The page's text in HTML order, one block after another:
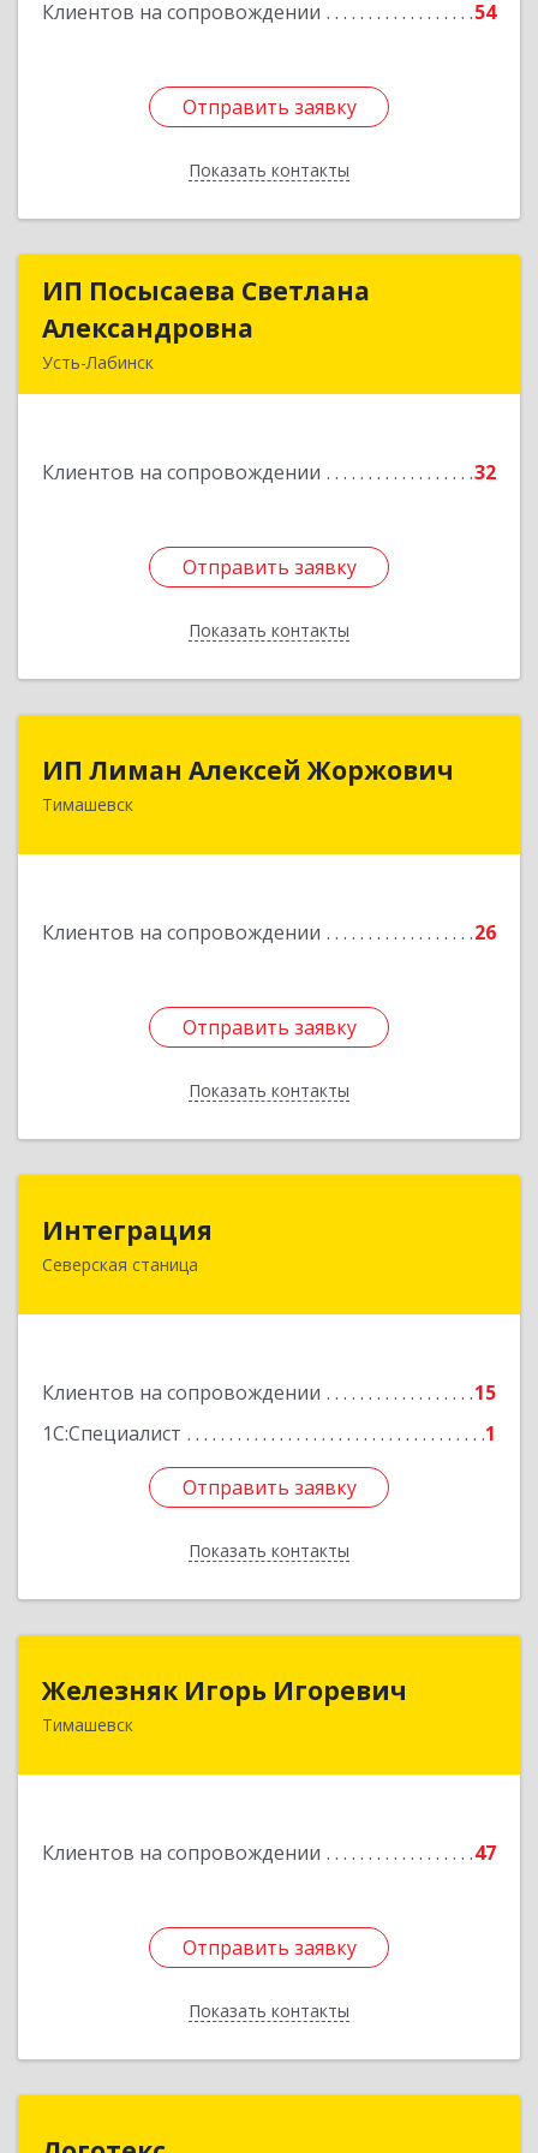
Клиентов на сопровождении 54
Отправить заявку
Показать контакты
Отправить заявку
Назад
ИП Посысаева Светлана
Александровна
Усть-Лабинск
Клиентов на сопровождении 32
Отправить заявку
Показать контакты
ИП Посысаева Светлана
Подробнее
Отправить заявку
Назад
ИП Лиман Алексей Жоржович
Тимашевск
Клиентов на сопровождении 26
Отправить заявку
Показать контакты
ИП Лиман Алексей Жоржович
352731, Краснодарский край, Тимашевский р-н,
Отправить заявку
Назад
Интеграция
Северская станица
Клиентов на сопровождении
15
1С:Специалист
1
Отправить заявку
Показать контакты
353240, Краснодарский край, Северская ст-ца,
Отправить заявку
Назад
Железняк Игорь Игоревич
Тимашевск
Клиентов на сопровождении 47
Отправить заявку
Показать контакты
352700, Краснодарский край, Тимашевский р-н,
Отправить заявку
Назад